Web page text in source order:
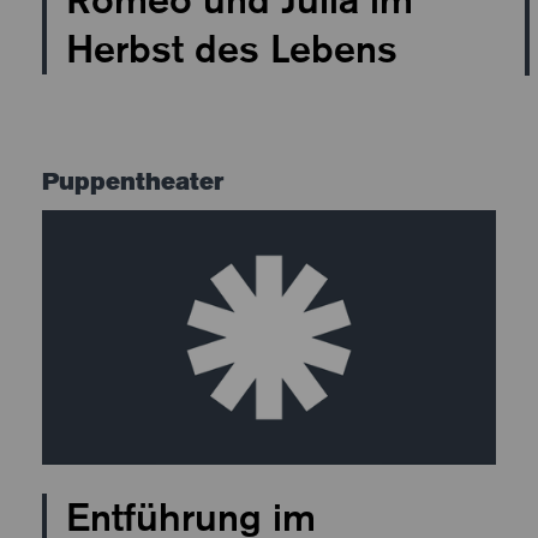
Herbst des Lebens
Puppentheater
Entführung im